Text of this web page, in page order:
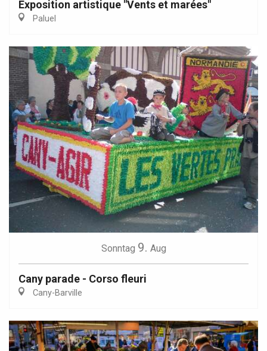
Exposition artistique "Vents et marées"
Paluel
Sonntag 9. Aug
Cany parade - Corso fleuri
Cany-Barville